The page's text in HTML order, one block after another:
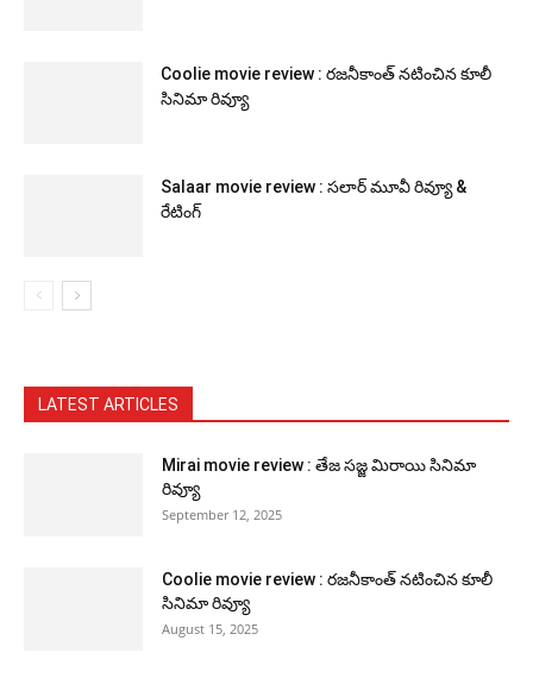
Coolie movie review : రజనీకాంత్ నటించిన కూలీ
సినిమా రివ్యూ
Salaar movie review : సలార్ మూవీ రివ్యూ &
రేటింగ్
LATEST ARTICLES
Mirai movie review : తేజ సజ్జ మిరాయి సినిమా
రివ్యూ
September 12, 2025
Coolie movie review : రజనీకాంత్ నటించిన కూలీ
సినిమా రివ్యూ
August 15, 2025